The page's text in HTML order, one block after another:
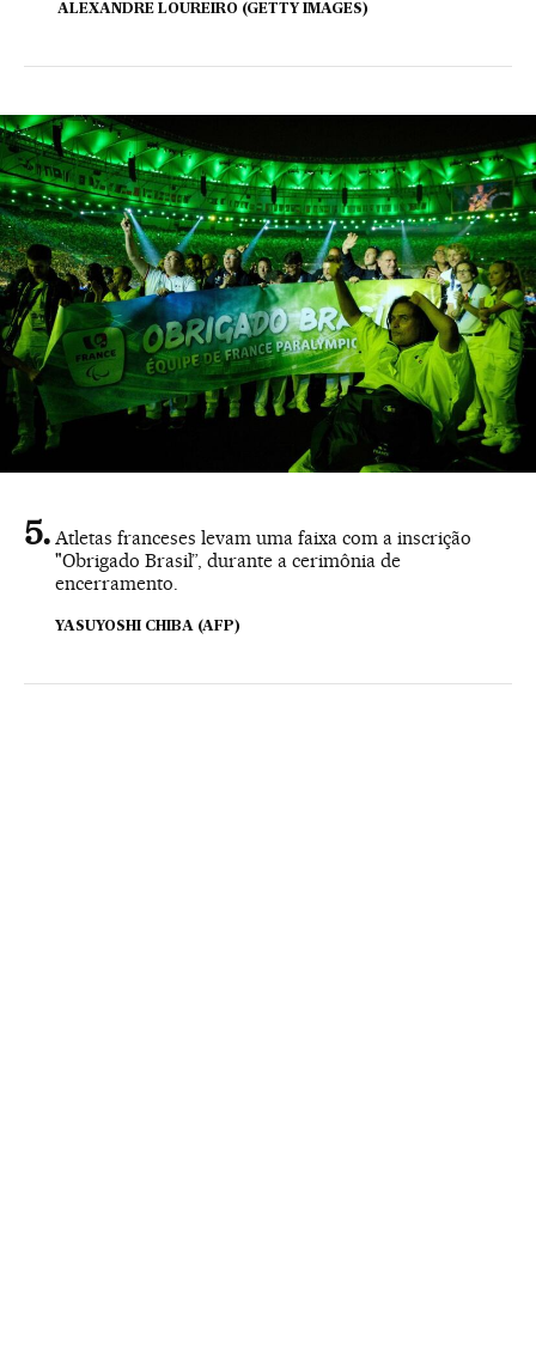
ALEXANDRE LOUREIRO (GETTY IMAGES)
Atletas franceses levam uma faixa com a inscrição
"Obrigado Brasil”, durante a cerimônia de
encerramento.
YASUYOSHI CHIBA (AFP)